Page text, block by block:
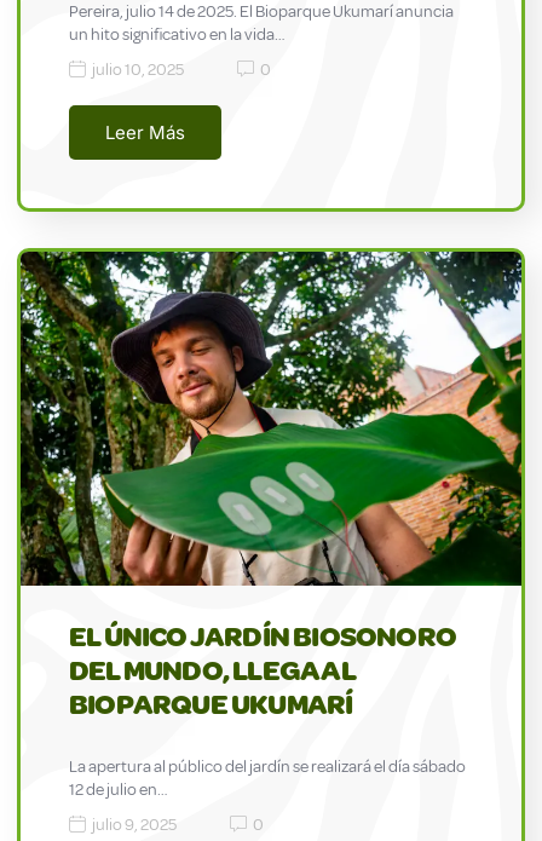
Pereira, julio 14 de 2025. El Bioparque Ukumarí anuncia
un hito significativo en la vida…
julio 10, 2025
0
Leer Más
EL ÚNICO JARDÍN BIOSONORO
DEL MUNDO, LLEGA AL
BIOPARQUE UKUMARÍ
La apertura al público del jardín se realizará el día sábado
12 de julio en…
julio 9, 2025
0